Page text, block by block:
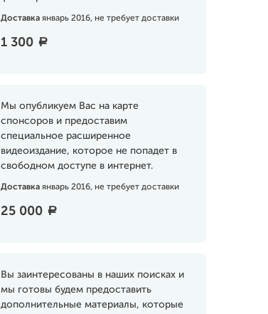
Доставка январь 2016, не требует доставки
1 300 a
Мы опубликуем Вас на карте
спонсоров и предоставим
специальное расширенное
видеоиздание, которое не попадет в
свободном доступе в интернет.
Доставка январь 2016, не требует доставки
25 000 a
Вы заинтересованы в наших поисках и
мы готовы будем предоставить
дополнительные материалы, которые